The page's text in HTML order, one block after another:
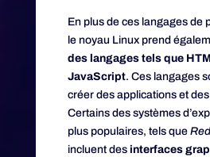
En plus de ces langages de
le noyau Linux prend
des langages tels que
JavaScript. Ces langages
créer des applications et
Certains des systèmes
plus populaires, tels que
incluent des interfaces